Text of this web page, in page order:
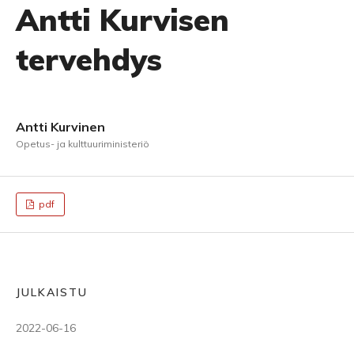
Antti Kurvisen
tervehdys
Antti Kurvinen
Opetus- ja kulttuuriministeriö
pdf
JULKAISTU
2022-06-16